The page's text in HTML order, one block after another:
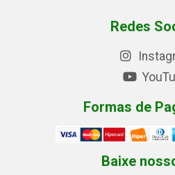
Redes
Formas de
Baixe